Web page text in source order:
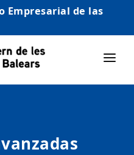
Empresarial de las